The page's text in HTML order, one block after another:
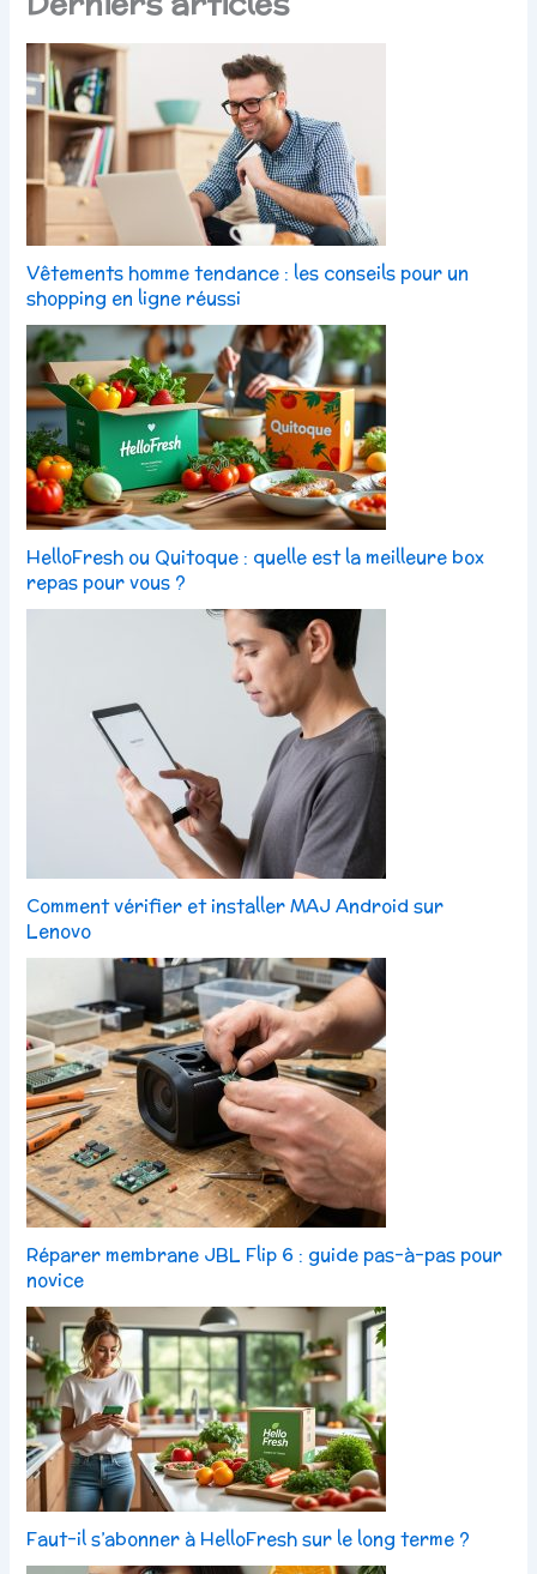
Vêtements homme tendance : les conseils pour un
shopping en ligne réussi
HelloFresh ou Quitoque : quelle est la meilleure box
repas pour vous ?
Comment vérifier et installer MAJ Android sur
Lenovo
Réparer membrane JBL Flip 6 : guide pas-à-pas pour
novice
Faut-il s’abonner à HelloFresh sur le long terme ?